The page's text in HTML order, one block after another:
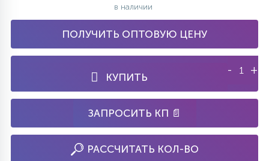
в наличии
ПОЛУЧИТЬ ОПТОВУЮ ЦЕНУ
КУПИТЬ
- +
ЗАПРОСИТЬ КП 📄
РАССЧИТАТЬ КОЛ-ВО